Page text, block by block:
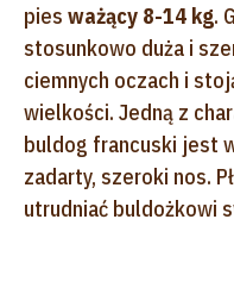
pies ważący 8-14 kg.
stosunkowo duża i
ciemnych oczach i
wielkości. Jedną z
buldog francuski jest
zadarty, szeroki nos.
utrudniać buldożkowi